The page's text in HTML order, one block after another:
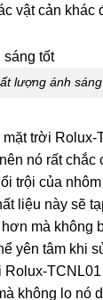
vật cản khác
lượng ánh
trời
nó rất chắc
trội của
liệu này sẽ
mà không
yên tâm khi
không lo nó